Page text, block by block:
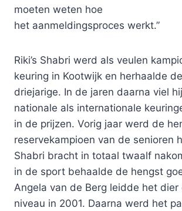
moeten weten hoe
het aanmeldingsproces werkt.”
Riki’s Shabri werd als veulen
keuring in Kootwijk en herhaalde
driejarige. In de jaren daarna viel
nationale als internationale
in de prijzen. Vorig jaar werd de
reservekampioen van de senioren
Shabri bracht in totaal twaalf
in de sport behaalde de hengst
Angela van de Berg leidde het
niveau in 2001. Daarna werd het